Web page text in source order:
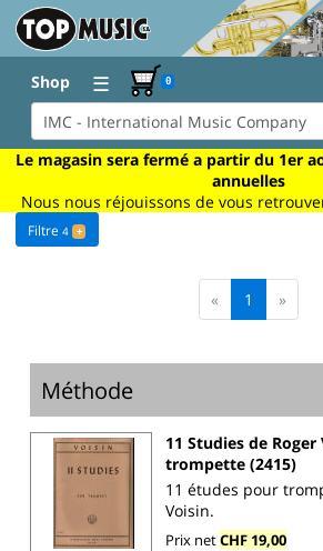
Shop ☰ 0
Le magasin sera fermé a partir du 1er
annuelles
Nous nous réjouissons de vous
Filtre4 +
« 1 »
Méthode
11 Studies de
trompette (2415)
11 études pour
Voisin.
Prix netCHF 19,00